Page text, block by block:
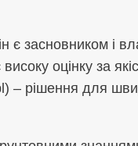
є засновником і
оцінку за
– рішення для